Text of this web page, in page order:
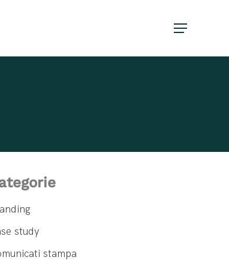
Menu
study
stampa